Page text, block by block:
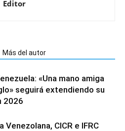
Editor
Más del autor
«Una mano amiga
seguirá extendiendo su
2026
Venezolana, CICR e IFRC